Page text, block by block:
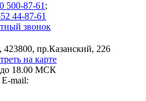
500-87-61 ;
44-87-61
звонок
пр.Казанский, 226
на карте
до 18.00 МСК
E-mail: